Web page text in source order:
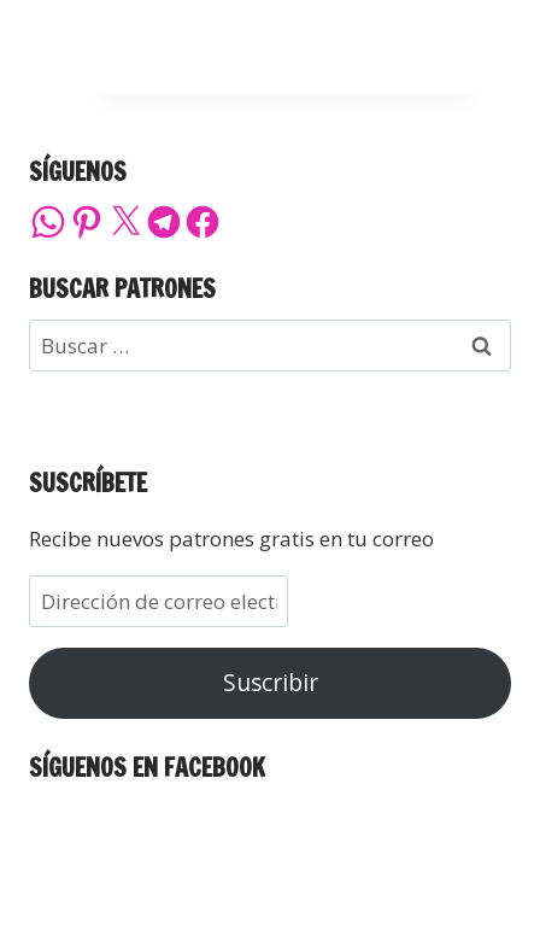
SÍGUENOS
BUSCAR PATRONES
SUSCRÍBETE
Recibe nuevos patrones gratis en tu correo
Suscribir
SÍGUENOS EN FACEBOOK